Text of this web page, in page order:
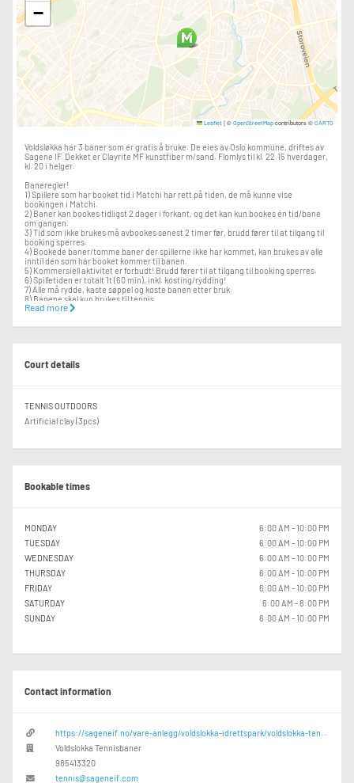
−
Leaflet |© OpenStreetMap contributors © CARTO
Voldsløkka har 3 baner som er gratis å bruke. De eies av Oslo kommune, driftes av
Sagene IF. Dekket er Clayrite MF kunstfiber m/sand. Flomlys til kl. 22.15 hverdager,
kl. 20 i helger.
Baneregler!
1) Spillere som har booket tid i Matchi har rett på tiden, de må kunne vise
bookingen i Matchi.
2) Baner kan bookes tidligst 2 dager i forkant, og det kan kun bookes én tid/bane
om gangen.
3) Tid som ikke brukes må avbookes senest 2 timer før, brudd fører til at tilgang til
booking sperres.
4) Bookede baner/tomme baner der spillerne ikke har kommet, kan brukes av alle
inntil den som har booket kommer til banen.
5) Kommersiell aktivitet er forbudt! Brudd fører til at tilgang til booking sperres.
6) Spilletiden er totalt 1t (60 min), inkl. kosting/rydding!
7) Alle må rydde, kaste søppel og koste banen etter bruk.
8) Banene skal kun brukes til tennis.
9) Det er ikke tillatt med sko som ødelegger dekket.
11) Meld fra ved feil og mangler.
Read more
Court details
TENNIS OUTDOORS
Artificial clay (3pcs)
Bookable times
MONDAY
6:00 AM - 10:00 PM
TUESDAY
6:00 AM - 10:00 PM
WEDNESDAY
6:00 AM - 10:00 PM
THURSDAY
6:00 AM - 10:00 PM
FRIDAY
6:00 AM - 10:00 PM
SATURDAY
6:00 AM - 8:00 PM
SUNDAY
6:00 AM - 10:00 PM
Contact information
https://sageneif.no/vare-anlegg/voldslokka-idrettspark/voldslokka-tennisbaner
Voldslokka Tennisbaner
985413320
tennis@sageneif.com